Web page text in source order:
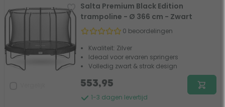
Salta Premium Black Edition
trampoline - Ø 366 cm - Zwart
0 beoordelingen
Kwaliteit: Zilver
Ideaal voor ervaren springers
Volledig zwart & strak design
1-3 dagen levertijd
553,95